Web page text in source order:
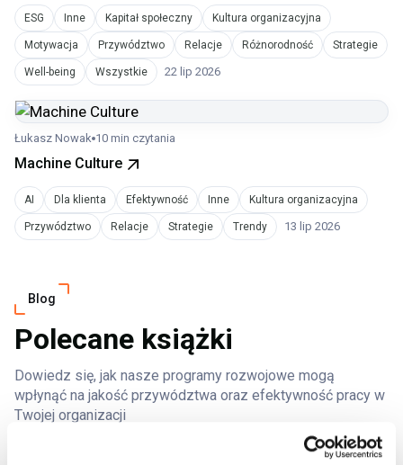
ESG Inne Kapitał społeczny Kultura organizacyjna
Motywacja Przywództwo Relacje Różnorodność Strategie
Well-being Wszystkie 22 lip 2026
Łukasz Nowak 10 min czytania
Machine Culture
AI Dla klienta Efektywność Inne Kultura organizacyjna
Przywództwo Relacje Strategie Trendy 13 lip 2026
Blog
Polecane książki
Dowiedz się, jak nasze programy rozwojowe mogą
wpłynąć na jakość przywództwa oraz efektywność pracy w
Twojej organizacji